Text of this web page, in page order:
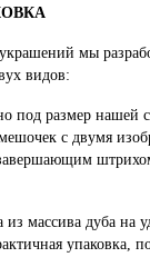
мы
видов:
под размер нашей
с двумя
массива дуба на
упаковка,